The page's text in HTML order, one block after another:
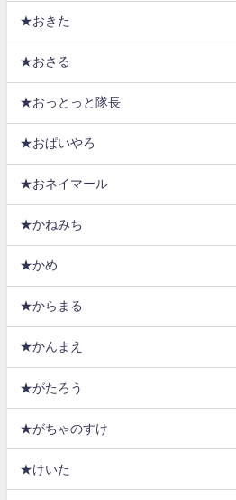
★おきた
★おさる
★おっとっと隊長
★おぱいやろ
★おネイマール
★かねみち
★かめ
★からまる
★かんまえ
★がたろう
★がちゃのすけ
★けいた